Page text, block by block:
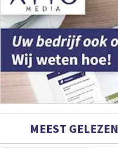
MEEST GELEZEN